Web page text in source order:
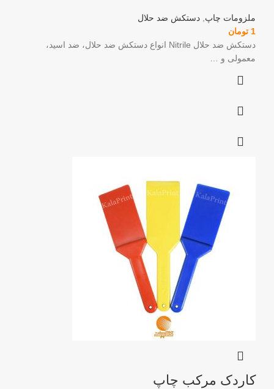
ملزومات چاپ, دستکش ضد حلال
1 تومان
دستکش ضد حلال Nitrile انواع دستکش ضد حلال، ضد اسید،
معمولی و …
کاردک مرکب چاپ